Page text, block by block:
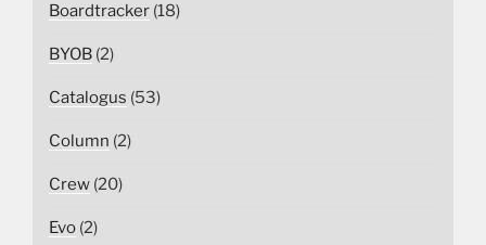
Boardtracker (18)
BYOB (2)
Catalogus (53)
Column (2)
Crew (20)
Evo (2)